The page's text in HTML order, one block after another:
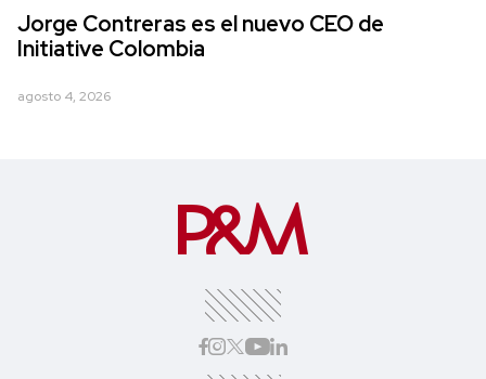
Jorge Contreras es el nuevo CEO de
Initiative Colombia
agosto 4, 2026